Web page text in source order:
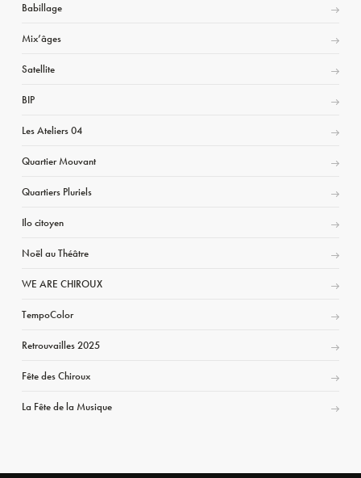
Babillage
Mix’âges
Satellite
BIP
Les Ateliers 04
Quartier Mouvant
Quartiers Pluriels
Ilo citoyen
Noël au Théâtre
WE ARE CHIROUX
TempoColor
Retrouvailles 2025
Fête des Chiroux
La Fête de la Musique